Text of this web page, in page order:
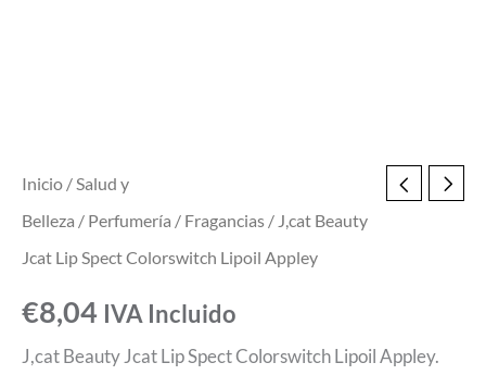
Inicio /Salud y
Belleza / Perfumería / Fragancias / J,cat Beauty
Jcat Lip Spect Colorswitch Lipoil Appley
€8,04 IVA Incluido
J,cat Beauty Jcat Lip Spect Colorswitch Lipoil Appley.